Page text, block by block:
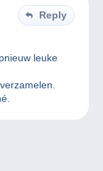
Reply
leuke